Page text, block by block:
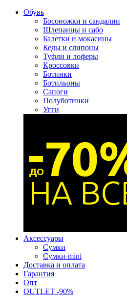
Обувь
Босоножки и сандалии
Шлепанцы и сабо
Балетки и мокасины
Кеды и слипоны
Туфли и лоферы
Кроссовки
Ботинки
Ботильоны
Сапоги
Полуботинки
Угги
Аксессуары
Сумки
Сумки-mini
Доставка и оплата
Гарантия
Опт
OUTLET -90%